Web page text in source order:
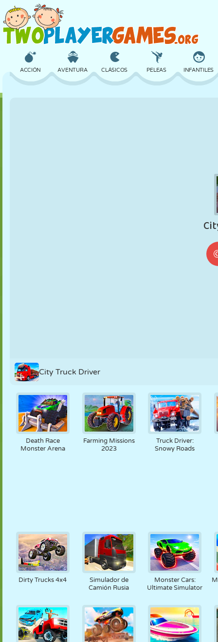
ACCIÓN AVENTURA CLÁSICOS PELEAS INFANTILES
ROBOTS
City Truck Driver
Death Race
Monster Arena
Farming Missions
2023
Truck Driver:
Snowy Roads
Dirty Trucks 4x4
Simulador de
Camión Rusia
Monster Cars:
Ultimate Simulator